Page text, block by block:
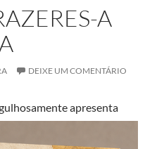
A
DEIXE UM COMENTÁRIO
apresenta